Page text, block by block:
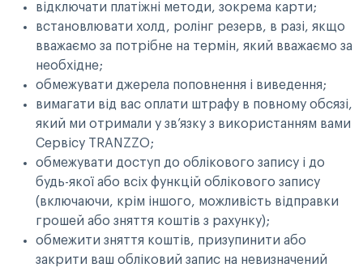
відключати платіжні методи, зокрема карти;
встановлювати холд, ролінг резерв, в разі, якщо
вважаємо за потрібне на термін, який вважаємо за
необхідне;
обмежувати джерела поповнення і виведення;
вимагати від вас оплати штрафу в повному обсязі,
який ми отримали у зв’язку з використанням вами
Сервісу TRANZZO;
обмежувати доступ до облікового запису і до
будь-якої або всіх функцій облікового запису
(включаючи, крім іншого, можливість відправки
грошей або зняття коштів з рахунку);
обмежити зняття коштів, призупинити або
закрити ваш обліковий запис на невизначений